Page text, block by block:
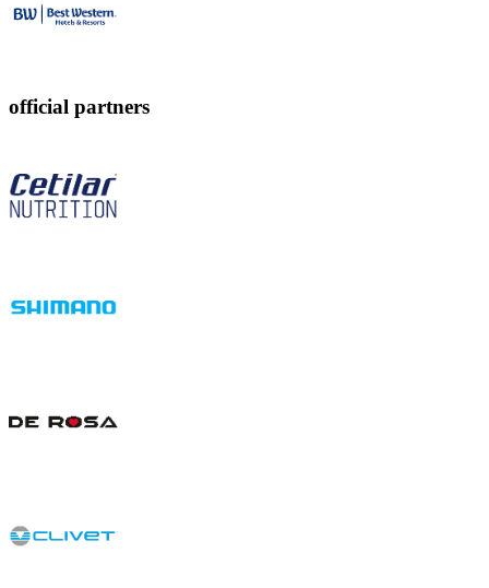
official partners